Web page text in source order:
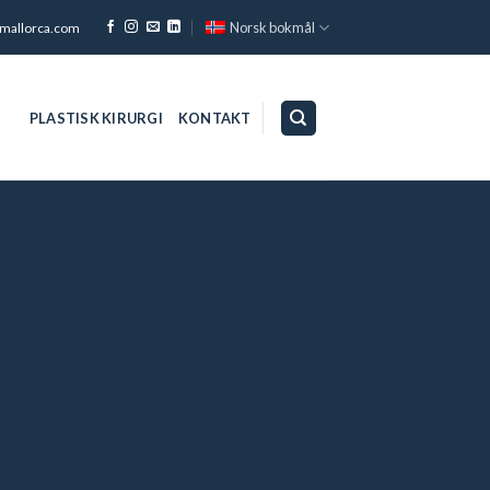
Norsk bokmål
PLASTISK KIRURGI KONTAKT